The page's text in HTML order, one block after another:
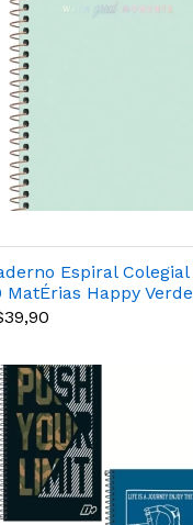
Espiral Colegial
MatÉrias Happy Verde
Folhas - Tilibra -